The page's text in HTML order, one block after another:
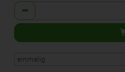
Anzahl